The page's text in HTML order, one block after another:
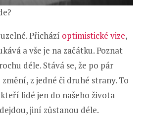
Přichází optimistické vize,
a vše je na začátku. Poznat
déle. Stává se, že po pár
změní, z jedné či druhé strany. To
lidé jen do našeho života
jiní zůstanou déle.